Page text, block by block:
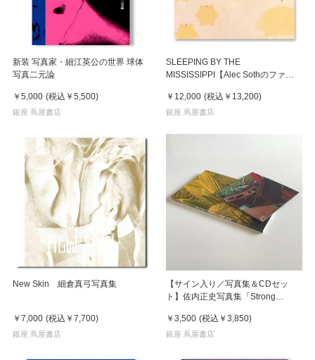
新装 写真家・細江英公の世界 球体
写真二元論
￥5,000 (税込 ￥5,500)
銀座 蔦屋書店
SLEEPING BY THE
MISSISSIPPI【Alec Sothのファー
￥12,000 (税込 ￥13,200)
銀座 蔦屋書店
New Skin 細倉真弓写真集
￥7,000 (税込 ￥7,700)
銀座 蔦屋書店
【サイン入り／写真集＆CDセッ
ト】佐内正史写真集「Strong
「Strong memory」
￥3,500 (税込 ￥3,850)
銀座 蔦屋書店